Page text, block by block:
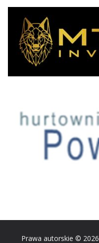
Prawa autorskie © 2026